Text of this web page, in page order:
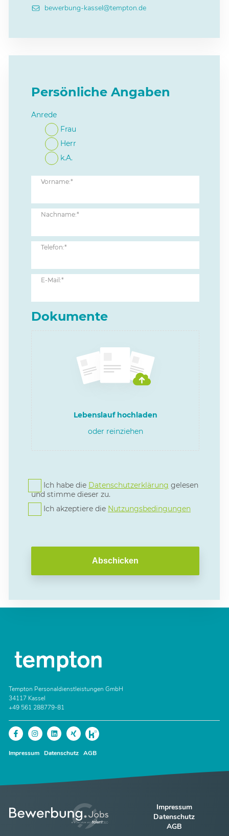
bewerbung-kassel@tempton.de
Persönliche Angaben
Anrede
Frau
Herr
k.A.
Vorname:*
Nachname:*
Telefon:*
E-Mail:*
Dokumente
Lebenslauf hochladen
oder reinziehen
Ich habe die Datenschutzerklärung gelesen
und stimme dieser zu.
Ich akzeptiere die Nutzungsbedingungen
Abschicken
Tempton Personaldienstleistungen GmbH
34117 Kassel
+49 561 288779-81
Impressum Datenschutz AGB
Impressum
Datenschutz
AGB